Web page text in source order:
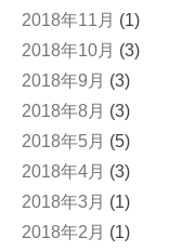
2018年11月 (1)
2018年10月 (3)
2018年9月 (3)
2018年8月 (3)
2018年5月 (5)
2018年4月 (3)
2018年3月 (1)
2018年2月 (1)